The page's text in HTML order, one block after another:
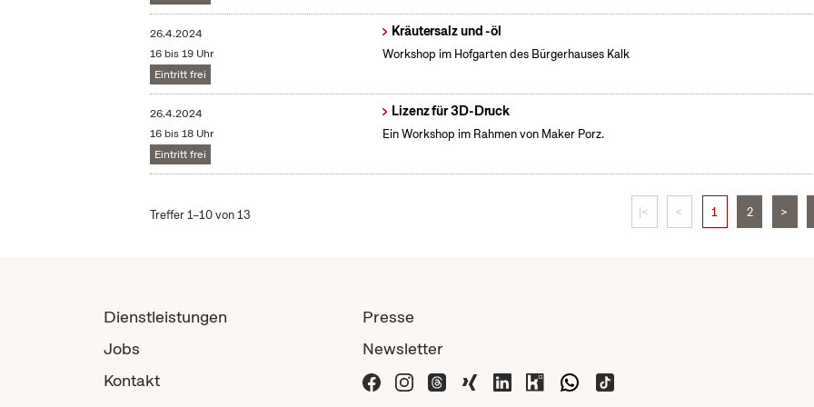
26.4.2024
16 bis 19 Uhr
Eintritt frei
Kräutersalz und -öl
Workshop im Hofgarten des Bürgerhauses Kalk
26.4.2024
16 bis 18 Uhr
Eintritt frei
Lizenz für 3D-Druck
Ein Workshop im Rahmen von Maker Porz.
Treffer 1–10 von 13 |< < 1 2 >
Dienstleistungen
Jobs
Kontakt
Presse
Newsletter